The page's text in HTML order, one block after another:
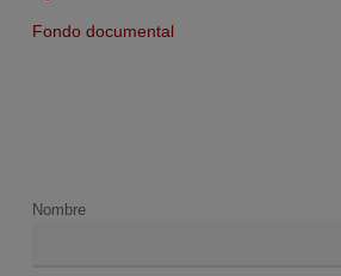
Fondo documental
Nombre